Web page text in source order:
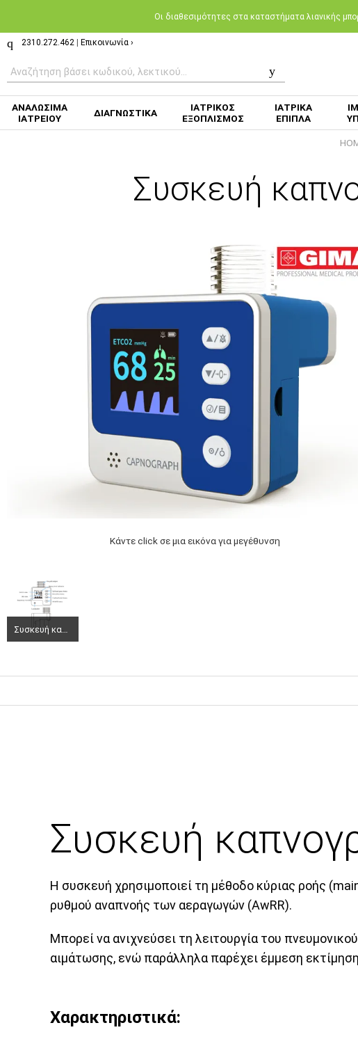
Oι διαθεσιμότητες στα καταστήματα λιανικής
2310.272.462 Επικοινωνία ›
ΑΝΑΛΩΣΙΜΑ
ΙΑΤΡΕΙΟΥ
ΔΙΑΓΝΩΣΤΙΚΑ
ΙΑΤΡΙΚΟΣ
ΕΞΟΠΛΙΣΜΟΣ
ΙΑΤΡΙΚΑ
ΕΠΙΠΛΑ
Συσκευή
Κάντε click σε μια εικόνα για μεγέθυνση
Συσκευή
Η συσκευή χρησιμοποιεί τη μέθοδο κύριας ροής
ρυθμού αναπνοής των αεραγωγών (AwRR).
Μπορεί να ανιχνεύσει τη λειτουργία του
αιμάτωσης, ενώ παράλληλα παρέχει έμμεση
Χαρακτηριστικά: